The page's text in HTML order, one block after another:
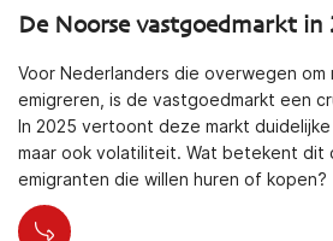
De Noorse vastgoedmarkt in
Voor Nederlanders die overwegen
emigreren, is de vastgoedmarkt een
In 2025 vertoont deze markt duidelijke
maar ook volatiliteit. Wat betekent dit
emigranten die willen huren of kopen?